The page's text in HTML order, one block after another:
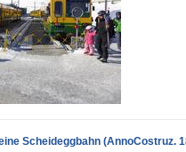
Scheideggbahn (AnnoCostruz.